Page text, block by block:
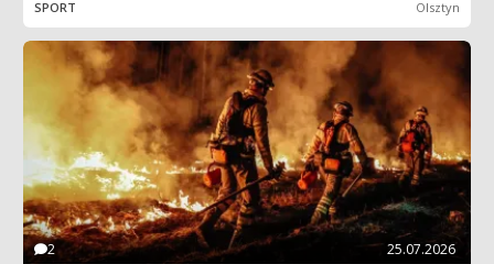
SPORT Olsztyn
2 25.07.2026